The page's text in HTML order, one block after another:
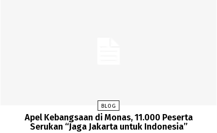
BLOG
Apel Kebangsaan di Monas, 11.000 Peserta
Serukan “Jaga Jakarta untuk Indonesia”